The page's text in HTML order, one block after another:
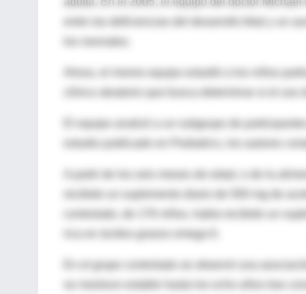
entre las deficiencias del desarrollo fetal y un
Ahora, el mismo equipo estudió a los niños
clínico aleatorio que busca determinar si el
El equipo analizó a un subgrupo de
A partir de los seis meses de edad, o de la
recibido un suplemento diario de 500 mg de
controlado, de 176 niños, había recibido un
rica en ácidos grasos omega 6.
En el grupo controlado se observó una